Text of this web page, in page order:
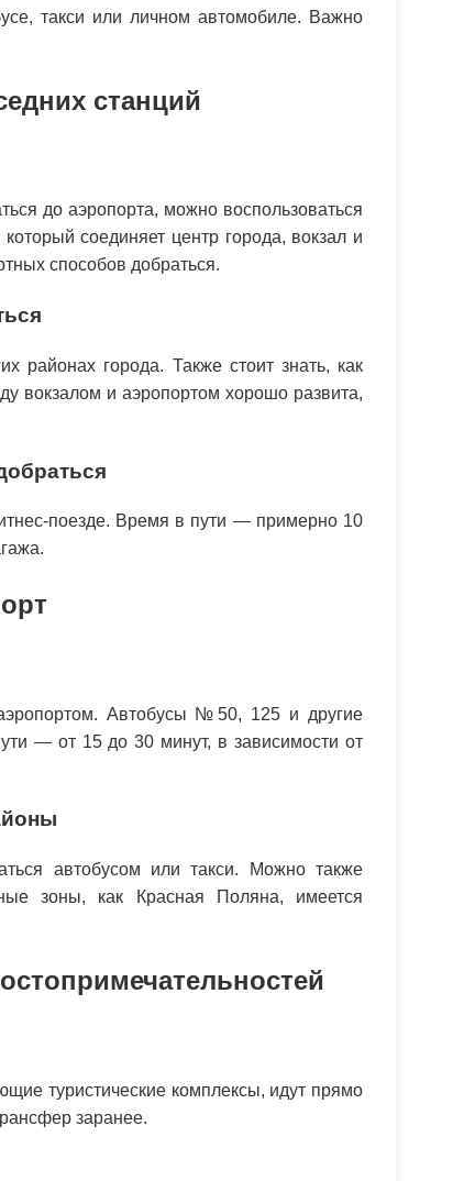
такси или личном автомобиле. Важно
станций
до аэропорта, можно воспользоваться
соединяет центр города, вокзал и
способов добраться.
районах города. Также стоит знать, как
вокзалом и аэропортом хорошо развита,
поезде. Время в пути — примерно 10
Автобусы №50, 125 и другие
— от 15 до 30 минут, в зависимости от
автобусом или такси. Можно также
зоны, как Красная Поляна, имеется
туристические комплексы, идут прямо
заранее.